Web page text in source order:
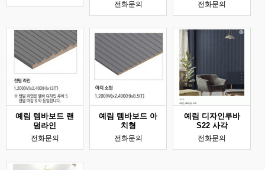
전화문의 전화문의
예림 템바보드 랜
덤라인
전화문의
예림 템바보드 아
치형
전화문의
예림 디자인루바
S22 사각
전화문의